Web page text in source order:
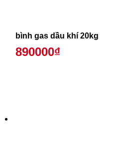
bình gas dầu khí 20kg
890000₫